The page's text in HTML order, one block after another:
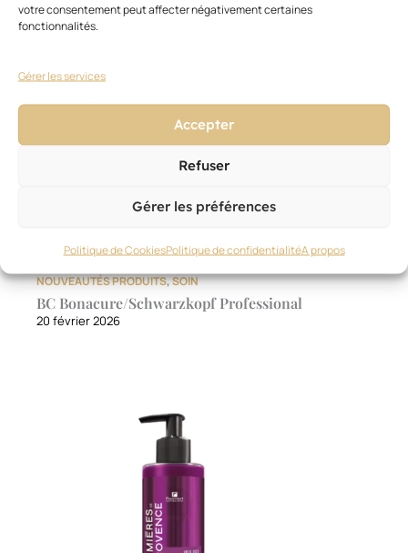
votre consentement peut affecter négativement certaines
fonctionnalités.
Gérer les services
Accepter
Refuser
Gérer les préférences
Politique de CookiesPolitique de confidentialitéA propos
NOUVEAUTÉS PRODUITS,SOIN
BC Bonacure/Schwarzkopf Professional
20 février 2026